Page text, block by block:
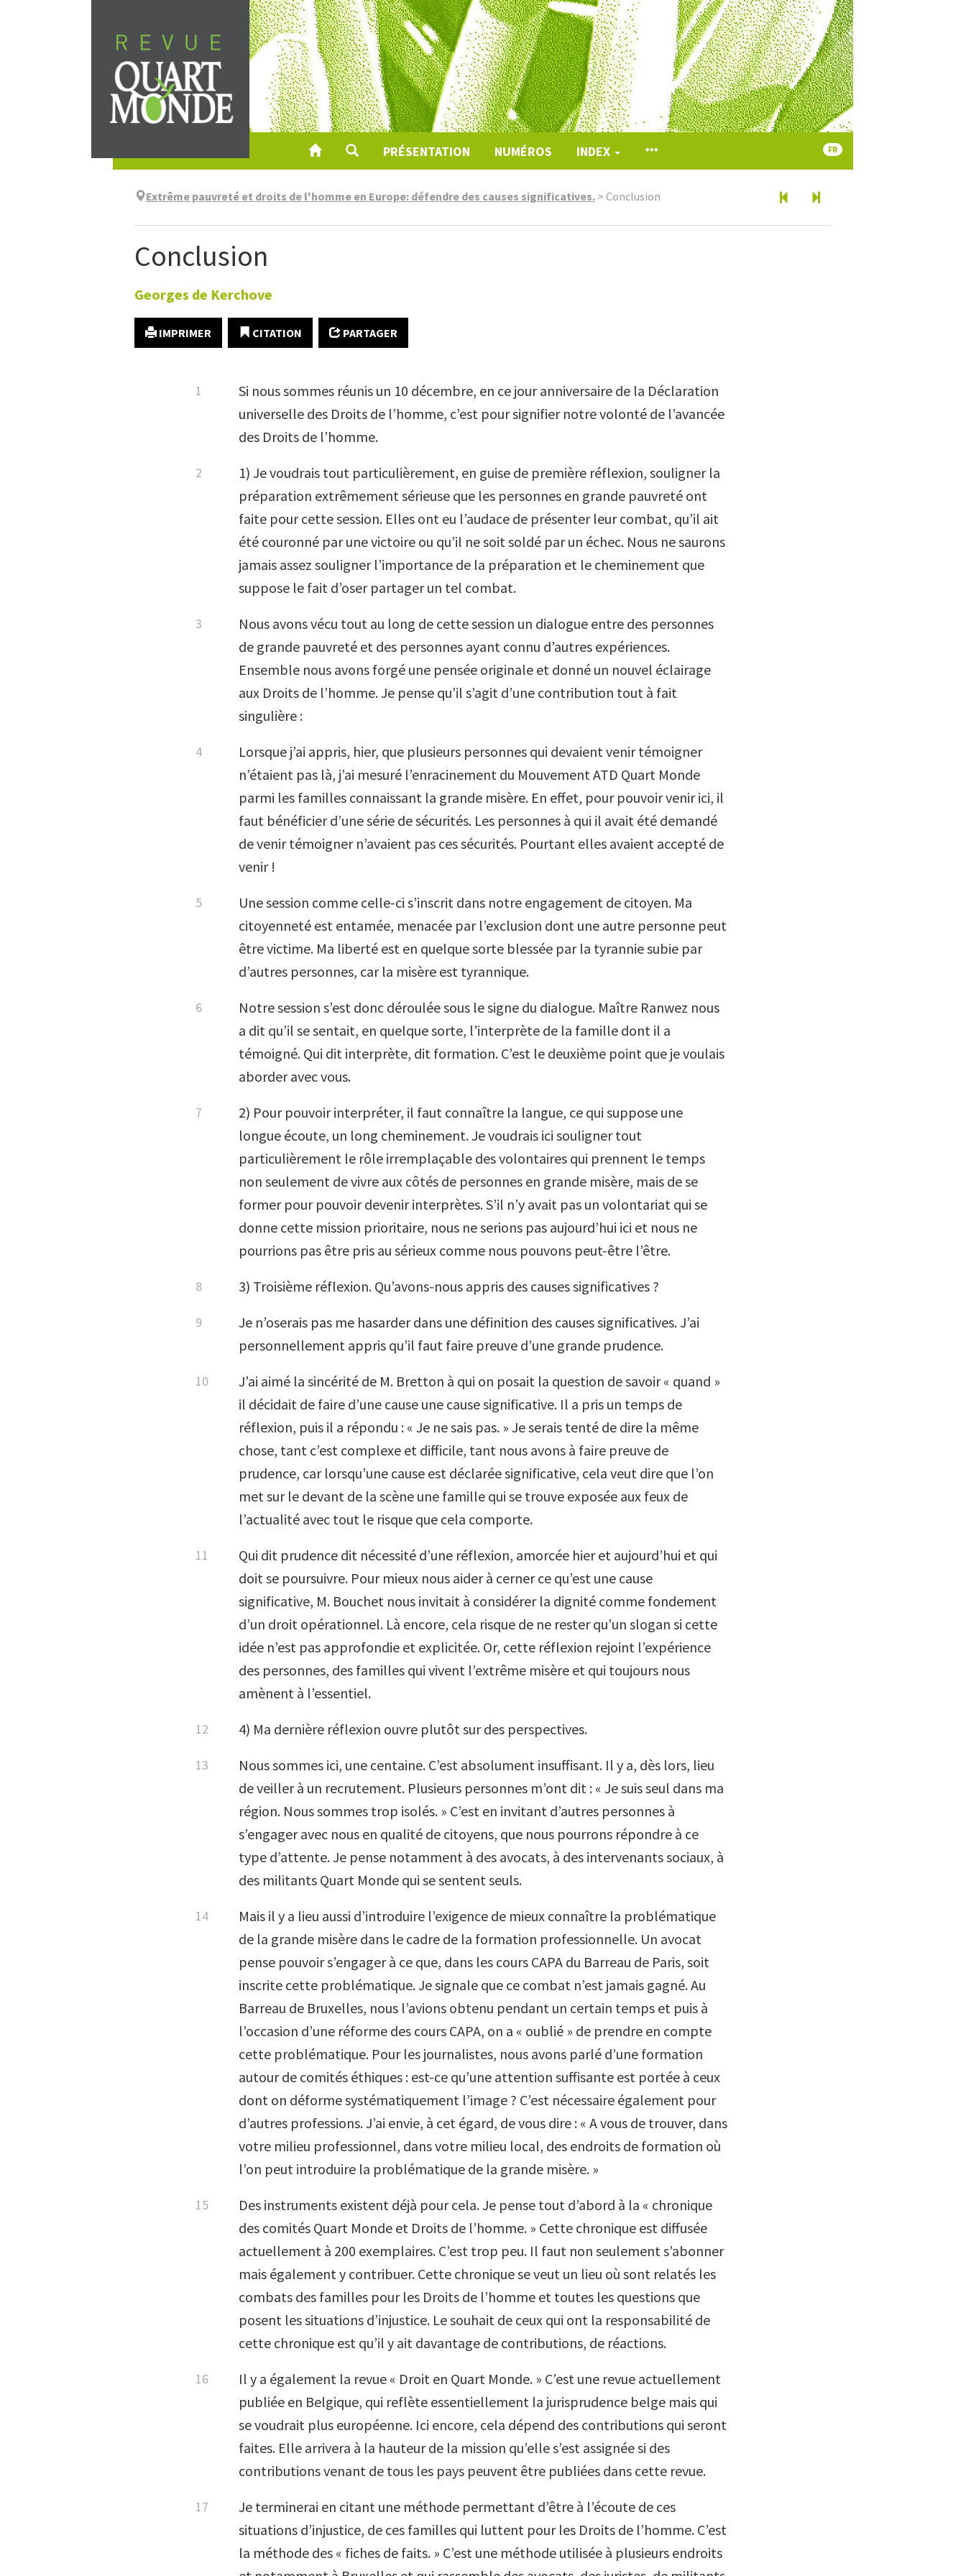
au
contenu
PRÉSENTATION NUMÉROS INDEX FR
Extrême pauvreté et droits de l'homme en Europe: défendre des causes significatives. > Conclusion
Conclusion
Georges de Kerchove
IMPRIMER CITATION PARTAGER
Si nous sommes réunis un 10 décembre, en ce jour anniversaire de la Déclaration
universelle des Droits de l’homme, c’est pour signifier notre volonté de l’avancée
des Droits de l’homme.
1) Je voudrais tout particulièrement, en guise de première réflexion, souligner la
préparation extrêmement sérieuse que les personnes en grande pauvreté ont
faite pour cette session. Elles ont eu l’audace de présenter leur combat, qu’il ait
été couronné par une victoire ou qu’il ne soit soldé par un échec. Nous ne saurons
jamais assez souligner l’importance de la préparation et le cheminement que
suppose le fait d’oser partager un tel combat.
Nous avons vécu tout au long de cette session un dialogue entre des personnes
de grande pauvreté et des personnes ayant connu d’autres expériences.
Ensemble nous avons forgé une pensée originale et donné un nouvel éclairage
aux Droits de l’homme. Je pense qu’il s’agit d’une contribution tout à fait
singulière :
Lorsque j’ai appris, hier, que plusieurs personnes qui devaient venir témoigner
n’étaient pas là, j’ai mesuré l’enracinement du Mouvement ATD Quart Monde
parmi les familles connaissant la grande misère. En effet, pour pouvoir venir ici, il
faut bénéficier d’une série de sécurités. Les personnes à qui il avait été demandé
de venir témoigner n’avaient pas ces sécurités. Pourtant elles avaient accepté de
venir !
Une session comme celle-ci s’inscrit dans notre engagement de citoyen. Ma
citoyenneté est entamée, menacée par l’exclusion dont une autre personne peut
être victime. Ma liberté est en quelque sorte blessée par la tyrannie subie par
d’autres personnes, car la misère est tyrannique.
Notre session s’est donc déroulée sous le signe du dialogue. Maître Ranwez nous
a dit qu’il se sentait, en quelque sorte, l’interprète de la famille dont il a
témoigné. Qui dit interprète, dit formation. C’est le deuxième point que je voulais
aborder avec vous.
2) Pour pouvoir interpréter, il faut connaître la langue, ce qui suppose une
longue écoute, un long cheminement. Je voudrais ici souligner tout
particulièrement le rôle irremplaçable des volontaires qui prennent le temps
non seulement de vivre aux côtés de personnes en grande misère, mais de se
former pour pouvoir devenir interprètes. S’il n’y avait pas un volontariat qui se
donne cette mission prioritaire, nous ne serions pas aujourd’hui ici et nous ne
pourrions pas être pris au sérieux comme nous pouvons peut-être l’être.
3) Troisième réflexion. Qu’avons-nous appris des causes significatives ?
Je n’oserais pas me hasarder dans une définition des causes significatives. J’ai
personnellement appris qu’il faut faire preuve d’une grande prudence.
J’ai aimé la sincérité de M. Bretton à qui on posait la question de savoir « quand »
il décidait de faire d’une cause une cause significative. Il a pris un temps de
réflexion, puis il a répondu : « Je ne sais pas. » Je serais tenté de dire la même
chose, tant c’est complexe et difficile, tant nous avons à faire preuve de
prudence, car lorsqu’une cause est déclarée significative, cela veut dire que l’on
met sur le devant de la scène une famille qui se trouve exposée aux feux de
l’actualité avec tout le risque que cela comporte.
Qui dit prudence dit nécessité d’une réflexion, amorcée hier et aujourd’hui et qui
doit se poursuivre. Pour mieux nous aider à cerner ce qu’est une cause
significative, M. Bouchet nous invitait à considérer la dignité comme fondement
d’un droit opérationnel. Là encore, cela risque de ne rester qu’un slogan si cette
idée n’est pas approfondie et explicitée. Or, cette réflexion rejoint l’expérience
des personnes, des familles qui vivent l’extrême misère et qui toujours nous
amènent à l’essentiel.
4) Ma dernière réflexion ouvre plutôt sur des perspectives.
Nous sommes ici, une centaine. C’est absolument insuffisant. Il y a, dès lors, lieu
de veiller à un recrutement. Plusieurs personnes m’ont dit : « Je suis seul dans ma
région. Nous sommes trop isolés. » C’est en invitant d’autres personnes à
s’engager avec nous en qualité de citoyens, que nous pourrons répondre à ce
type d’attente. Je pense notamment à des avocats, à des intervenants sociaux, à
des militants Quart Monde qui se sentent seuls.
Mais il y a lieu aussi d’introduire l’exigence de mieux connaître la problématique
de la grande misère dans le cadre de la formation professionnelle. Un avocat
pense pouvoir s’engager à ce que, dans les cours CAPA du Barreau de Paris, soit
inscrite cette problématique. Je signale que ce combat n’est jamais gagné. Au
Barreau de Bruxelles, nous l’avions obtenu pendant un certain temps et puis à
l’occasion d’une réforme des cours CAPA, on a « oublié » de prendre en compte
cette problématique. Pour les journalistes, nous avons parlé d’une formation
autour de comités éthiques : est-ce qu’une attention suffisante est portée à ceux
dont on déforme systématiquement l’image ? C’est nécessaire également pour
d’autres professions. J’ai envie, à cet égard, de vous dire : « A vous de trouver, dans
votre milieu professionnel, dans votre milieu local, des endroits de formation où
l’on peut introduire la problématique de la grande misère. »
Des instruments existent déjà pour cela. Je pense tout d’abord à la « chronique
des comités Quart Monde et Droits de l’homme. » Cette chronique est diffusée
actuellement à 200 exemplaires. C’est trop peu. Il faut non seulement s’abonner
mais également y contribuer. Cette chronique se veut un lieu où sont relatés les
combats des familles pour les Droits de l’homme et toutes les questions que
posent les situations d’injustice. Le souhait de ceux qui ont la responsabilité de
cette chronique est qu’il y ait davantage de contributions, de réactions.
Il y a également la revue « Droit en Quart Monde. » C’est une revue actuellement
publiée en Belgique, qui reflète essentiellement la jurisprudence belge mais qui
se voudrait plus européenne. Ici encore, cela dépend des contributions qui seront
faites. Elle arrivera à la hauteur de la mission qu’elle s’est assignée si des
contributions venant de tous les pays peuvent être publiées dans cette revue.
Je terminerai en citant une méthode permettant d’être à l’écoute de ces
situations d’injustice, de ces familles qui luttent pour les Droits de l’homme. C’est
la méthode des « fiches de faits. » C’est une méthode utilisée à plusieurs endroits